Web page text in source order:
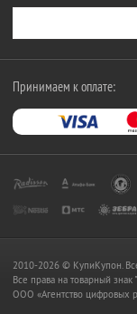
Принимаем к оплате:
2010-2026 © КупиКупон.
Все права на товарный
OOO «Агентство